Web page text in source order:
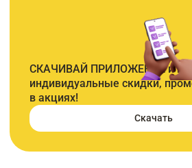
СКАЧИВАЙ ПРИЛОЖЕНИЕ и
индивидуальные скидки,
в акциях!
Скачать